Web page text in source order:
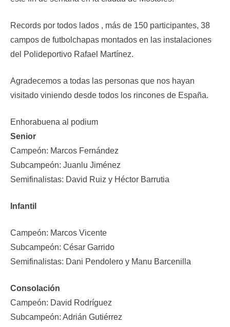
Records por todos lados , más de 150 participantes, 38
campos de futbolchapas montados en las instalaciones
del Polideportivo Rafael Martínez.
Agradecemos a todas las personas que nos hayan
visitado viniendo desde todos los rincones de España.
Enhorabuena al podium
Senior
Campeón: Marcos Fernández
Subcampeón: Juanlu Jiménez
Semifinalistas: David Ruiz y Héctor Barrutia
Infantil
Campeón: Marcos Vicente
Subcampeón: César Garrido
Semifinalistas: Dani Pendolero y Manu Barcenilla
Consolación
Campeón: David Rodríguez
Subcampeón: Adrián Gutiérrez